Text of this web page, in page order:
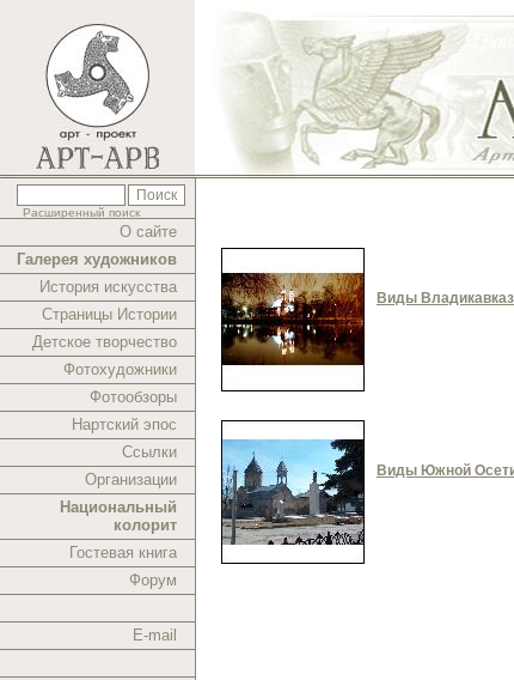
Расширенный поиск
О сайте
Галерея художников
История искусства
Страницы Истории
Детское творчество
Фотохудожники
Фотообзоры
Нартский эпос
Ссылки
Организации
Национальный
колорит
Гостевая книга
Форум
E-mail
Виды
Виды Южной